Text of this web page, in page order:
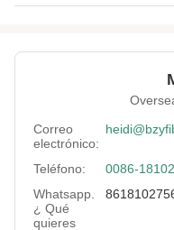
Material: Fibra
3.33
Grade: Un grado
Color: Blanco
Fiber Crimp:
Correo
electrónico:
Teléfono:
0086-
Whatsapp.
¿ Qué
quieres